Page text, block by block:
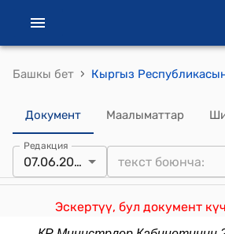
Башкы бет ›
Документ Маалыматтар
Редакция
07.06.2024
Эскертүү, бул документ